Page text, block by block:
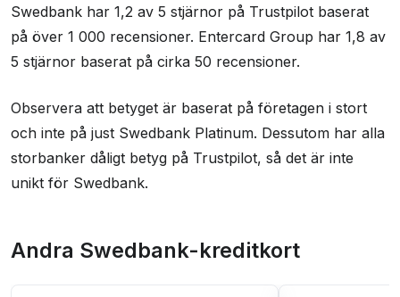
Swedbank har 1,2 av 5 stjärnor på Trustpilot baserat
på över 1 000 recensioner. Entercard Group har 1,8 av
5 stjärnor baserat på cirka 50 recensioner.
Observera att betyget är baserat på företagen i stort
och inte på just Swedbank Platinum. Dessutom har alla
storbanker dåligt betyg på Trustpilot, så det är inte
unikt för Swedbank.
Andra Swedbank-kreditkort